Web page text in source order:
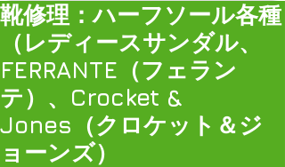
靴修理：ハーフソール各種
（レディースサンダル、
FERRANTE（フェラン
テ）、Crocket &
Jones（クロケット＆ジ
ョーンズ）